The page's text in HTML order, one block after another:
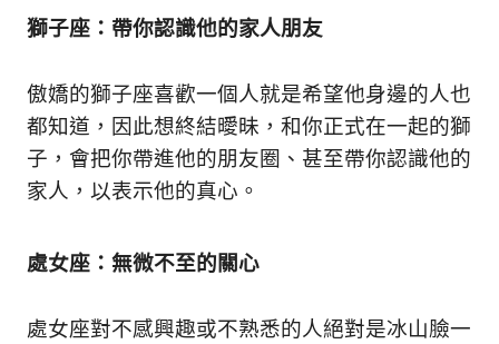
獅子座：帶你認識他的家人朋友
傲嬌的獅子座喜歡一個人就是希望他身邊的人也
都知道，因此想終結曖昧，和你正式在一起的獅
子，會把你帶進他的朋友圈、甚至帶你認識他的
家人，以表示他的真心。
處女座：無微不至的關心
處女座對不感興趣或不熟悉的人絕對是冰山臉一